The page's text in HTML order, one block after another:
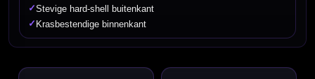
✓Stevige hard-shell buitenkant
✓ Krasbestendige binnenkant